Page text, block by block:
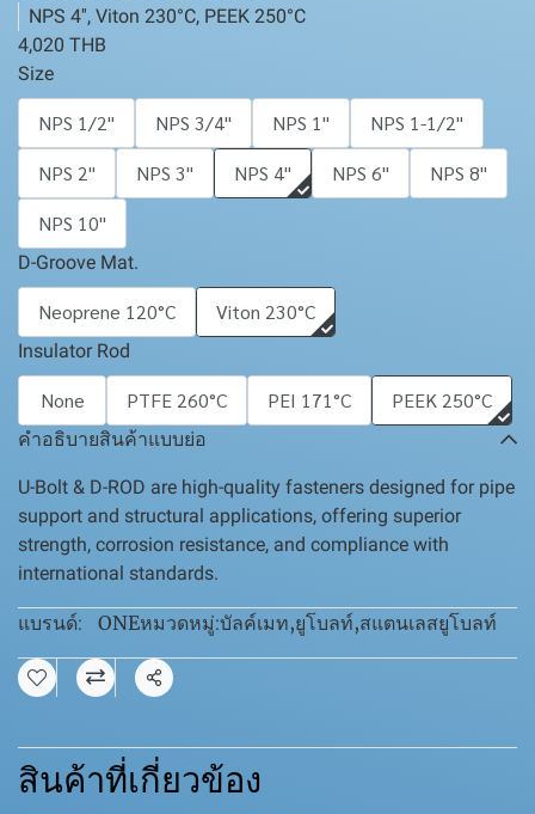
NPS 4'', Viton 230°C, PEEK 250°C
4,020 THB
Size
NPS 1/2'' NPS 3/4'' NPS 1''
NPS 1-1/2''
NPS 2''
NPS 3'' NPS 4'' NPS 6''
NPS 8''
NPS 10''
D-Groove Mat.
Neoprene 120°C Viton 230°C
Insulator Rod
None PTFE 260°C PEI 171°C PEEK 250°C
คำอธิบายสินค้าแบบย่อ
U-Bolt & D-ROD are high-quality fasteners designed for pipe
support and structural applications, offering superior
strength, corrosion resistance, and compliance with
international standards.
แบรนด์: ONEหมวดหมู่:บัลค์เมท,ยูโบลท์,สแตนเลสยูโบลท์
แชร์
สินค้าที่เกี่ยวข้อง